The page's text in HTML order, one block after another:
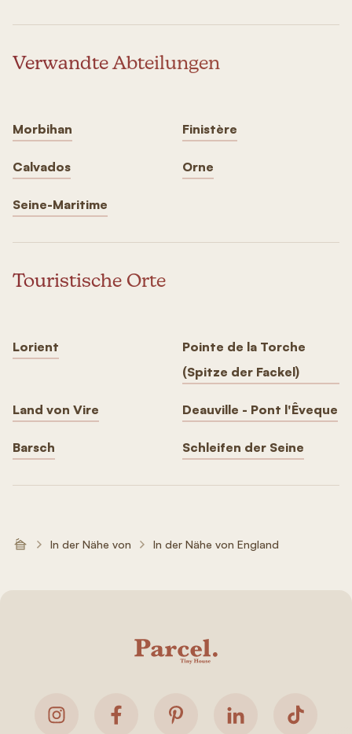
Verwandte Abteilungen
Morbihan Finistère
Calvados Orne
Seine-Maritime
Touristische Orte
Lorient
Pointe de la Torche
(Spitze der Fackel)
Land von Vire Deauville - Pont l'Êveque
Barsch Schleifen der Seine
In der Nähe von In der Nähe von England